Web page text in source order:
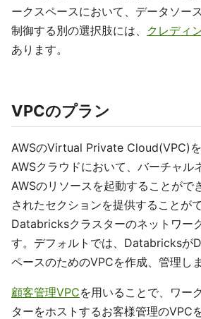
ークスペースにおいて、データソー
制御する別の選択肢には、 クレディ
あります。
VPCのプラン
AWSのVirtual Private Cloud(VPC)を
AWSクラウドにおいて、バーチャル
AWSのリソースを起動することがで
されたセクションを提供することが
Databricksクラスターのネットワー
す。デフォルトでは、Databricksが
ペースのためのVPCを作成、管理しま
顧客管理VPCを用いることで、ワー
ターをホストするお客様管理のVPC